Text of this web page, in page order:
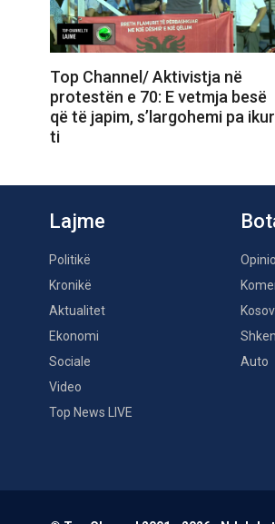
Top Channel/ Aktivistja në
protestën e 70: E vetmja besë
që të japim, s’largohemi pa ikur
ti
Lajme
Politikë
Kronikë
Aktualitet
Ekonomi
Sociale
Video
Top News LIVE
Auto